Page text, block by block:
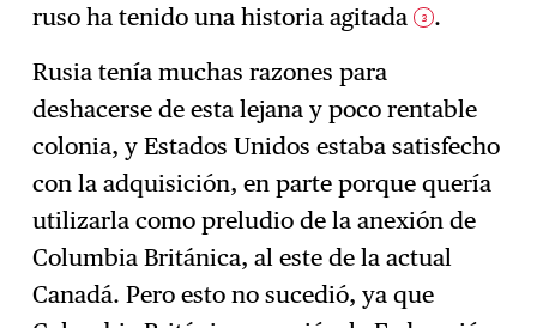
ruso ha tenido una historia agitada 3 .
Rusia tenía muchas razones para
deshacerse de esta lejana y poco rentable
colonia, y Estados Unidos estaba satisfecho
con la adquisición, en parte porque quería
utilizarla como preludio de la anexión de
Columbia Británica, al este de la actual
Canadá. Pero esto no sucedió, ya que